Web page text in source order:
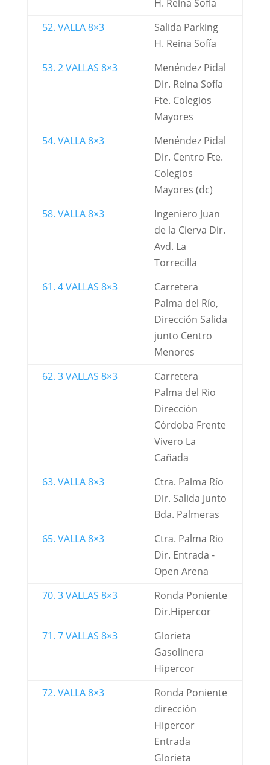
H. Reina Sofía
52. VALLA 8×3
Salida Parking
H. Reina Sofía
53. 2 VALLAS 8×3
Menéndez Pidal
Dir. Reina Sofía
Fte. Colegios
Mayores
54. VALLA 8×3
Menéndez Pidal
Dir. Centro Fte.
Colegios
Mayores (dc)
58. VALLA 8×3
Ingeniero Juan
de la Cierva Dir.
Avd. La
Torrecilla
61. 4 VALLAS 8×3
Carretera
Palma del Río,
Dirección Salida
junto Centro
Menores
62. 3 VALLAS 8×3
Carretera
Palma del Rio
Dirección
Córdoba Frente
Vivero La
Cañada
63. VALLA 8×3
Ctra. Palma Río
Dir. Salida Junto
Bda. Palmeras
65. VALLA 8×3
Ctra. Palma Rio
Dir. Entrada -
Open Arena
70. 3 VALLAS 8×3
Ronda Poniente
Dir.Hipercor
71. 7 VALLAS 8×3
Glorieta
Gasolinera
Hipercor
72. VALLA 8×3
Ronda Poniente
dirección
Hipercor
Entrada
Glorieta